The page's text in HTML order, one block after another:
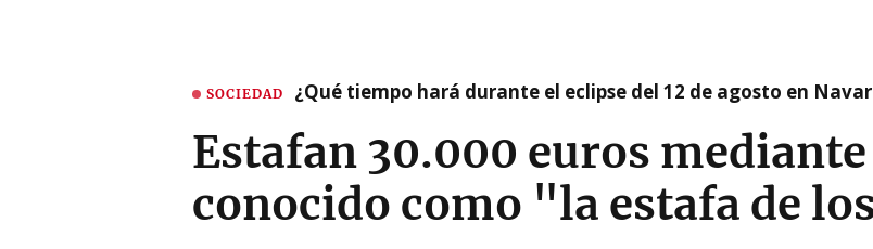
SOCIEDAD ¿Qué tiempo hará durante el eclipse del 12 de agosto en
Estafan 30.000 euros
conocido como "la estafa de